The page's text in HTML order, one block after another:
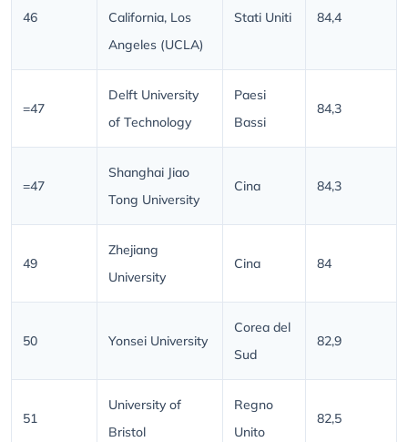
46
California, Los
Angeles (UCLA)
Stati Uniti 84,4
=47
Delft University
of Technology
Paesi
Bassi
84,3
=47
Shanghai Jiao
Tong University
Cina 84,3
49
Zhejiang
University
Cina 84
50 Yonsei University
Corea del
Sud
82,9
51
University of
Bristol
Regno
Unito
82,5